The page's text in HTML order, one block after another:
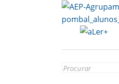
Search